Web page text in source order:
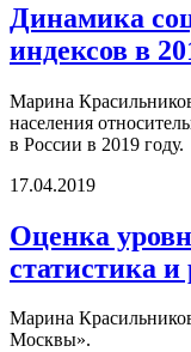
Динамика
индексов в
Марина
населения
в России в 2019 году.
17.04.2019
Оценка
статистика и
Марина
Москвы».